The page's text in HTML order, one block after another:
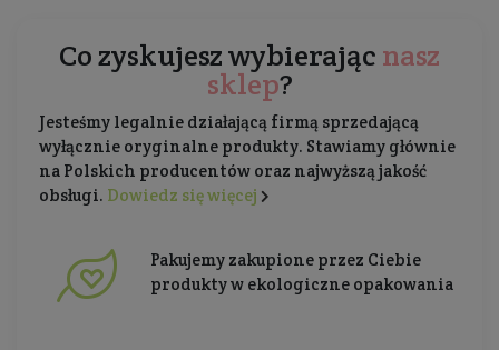
Co zyskujesz wybierając nasz
sklep?
Jesteśmy legalnie działającą firmą sprzedającą
wyłącznie oryginalne produkty. Stawiamy głównie
na Polskich producentów oraz najwyższą jakość
obsługi. Dowiedz się więcej
Pakujemy zakupione przez Ciebie
produkty w ekologiczne opakowania